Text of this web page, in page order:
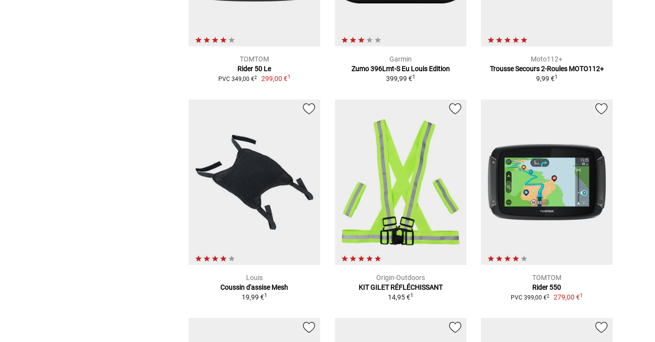
TOMTOM
Rider 50 Le
PVC 349,00 €2 299,00 €1
Garmin
Zumo 396Lmt-S Eu Louis Edition
399,99 €1
Moto112+
Trousse Secours 2-Roules MOTO112+
9,99 €1
Louis
Coussin d'assise Mesh
19,99 €1
Origin-Outdoors
KIT GILET RÉFLÉCHISSANT
14,95 €1
TOMTOM
Rider 550
PVC 399,00 €2 279,00 €1